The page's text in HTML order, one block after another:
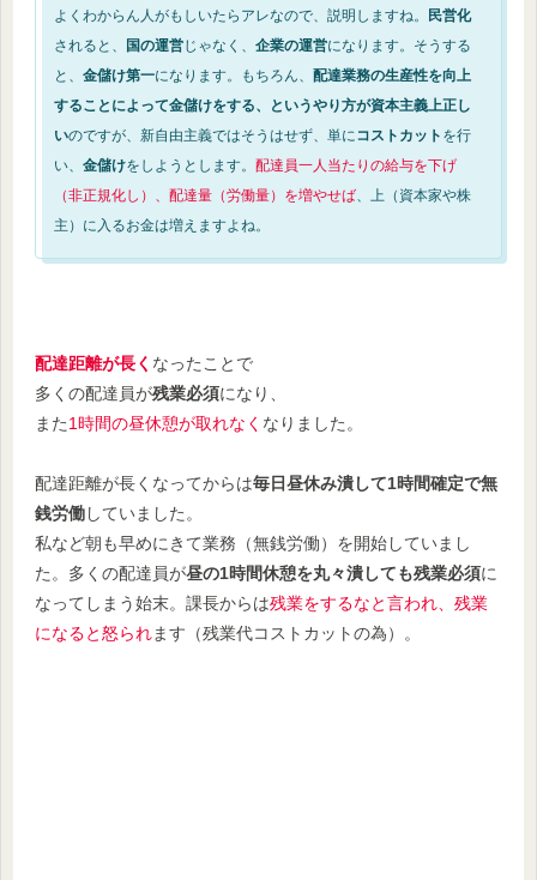
よくわからん人がもしいたらアレなので、説明しますね。 民営化
されると、 国の運営じゃなく、 企業の運営になります。そうする
と、 金儲け第一になります。もちろん、 配達業務の生産性を向上
することによって金儲けをする、というやり方が資本主義上正し
いのですが、新自由主義ではそうはせず、単に コストカット を行
い、 金儲けをしようとします。 配達員一人当たりの給与を下げ
（非正規化し）、配達量（労働量）を増やせば 、上（資本家や株
主）に入るお金は増えますよね。
配達距離が長く なったことで
多くの配達員が残業必須になり、
また1時間の昼休憩が取れなく なりました。
配達距離が長くなってからは毎日昼休み潰して1時間確定で無
銭労働していました。
私など朝も早めにきて業務（無銭労働）を開始していまし
た。多くの配達員が昼の1時間休憩を丸々潰しても残業必須に
なってしまう始末。課長からは残業をするなと言われ、残業
になると怒られます（残業代コストカットの為）。